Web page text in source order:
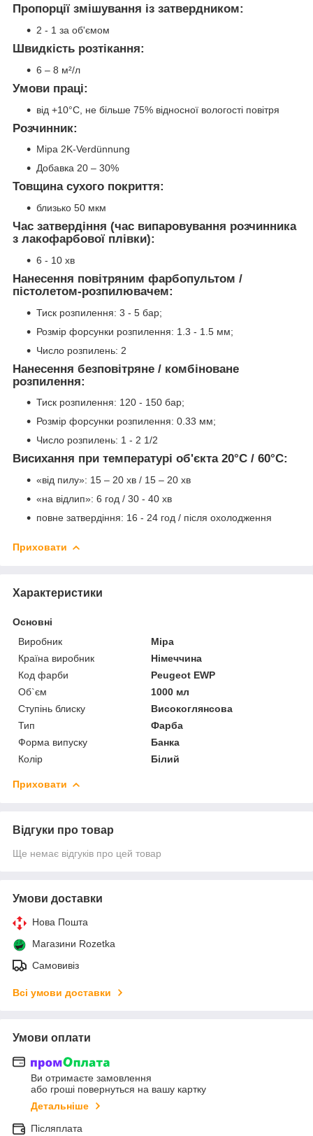
Пропорції змішування із затвердником:
2 - 1 за об'ємом
Швидкість розтікання:
6 – 8 м²/л
Умови праці:
від +10°C, не більше 75% відносної вологості повітря
Розчинник:
Mipa 2K-Verdünnung
Добавка 20 – 30%
Товщина сухого покриття:
близько 50 мкм
Час затвердіння (час випаровування розчинника
з лакофарбової плівки):
6 - 10 хв
Нанесення повітряним фарбопультом /
пістолетом-розпилювачем:
Тиск розпилення: 3 - 5 бар;
Розмір форсунки розпилення: 1.3 - 1.5 мм;
Число розпилень: 2
Нанесення безповітряне / комбіноване
розпилення:
Тиск розпилення: 120 - 150 бар;
Розмір форсунки розпилення: 0.33 мм;
Число розпилень: 1 - 2 1/2
Висихання при температурі об'єкта 20°C / 60°C:
«від пилу»: 15 – 20 хв / 15 – 20 хв
«на відлип»: 6 год / 30 - 40 хв
повне затвердіння: 16 - 24 год / після охолодження
Приховати
Характеристики
Основні
Виробник
Mipa
Країна виробник
Німеччина
Код фарби
Peugeot EWP
Об`єм
1000 мл
Ступінь блиску
Високоглянсова
Тип
Фарба
Форма випуску
Банка
Колір
Білий
Приховати
Відгуки про товар
Ще немає відгуків про цей товар
Умови доставки
Нова Пошта
Магазини Rozetka
Самовивіз
Всі умови доставки
Умови оплати
Ви отримаєте замовлення
або гроші повернуться на вашу картку
Детальніше
Післяплата